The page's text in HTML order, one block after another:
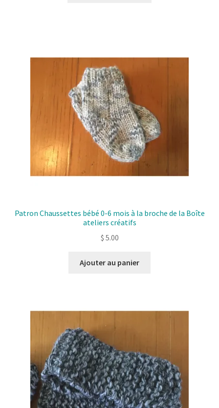
options
la
page
Patron Chaussettes bébé 0-6 mois à la broche de la Boîte
ateliers créatifs
$ 5.00
Ajouter au panier